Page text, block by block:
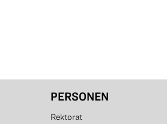
PERSONEN
Rektorat